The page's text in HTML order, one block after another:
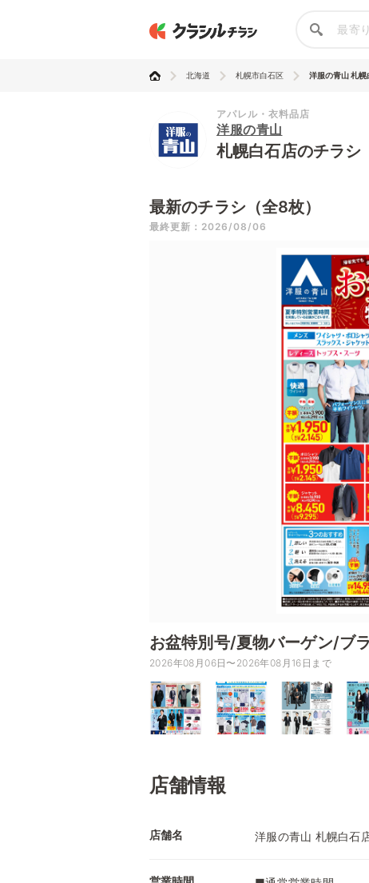
北海道 札幌市白石区 洋服の青山 札幌
アパレル・衣料品店
洋服の青山
札幌白石店のチラシ
最新のチラシ（全8枚）
最終更新：2026/08/06
お盆特別号/夏物バーゲン/ブ
2026年08月06日〜2026年08月16日まで
店舗情報
店舗名 洋服の青山 札幌白石